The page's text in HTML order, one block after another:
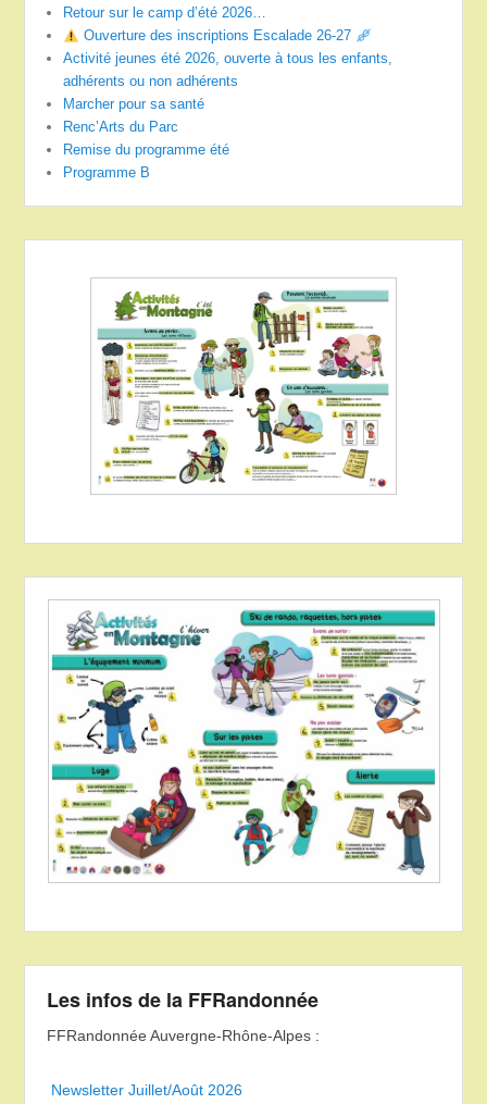
Retour sur le camp d’été 2026…
Ouverture des inscriptions Escalade 26-27
Activité jeunes été 2026, ouverte à tous les enfants,
adhérents ou non adhérents
Marcher pour sa santé
Renc’Arts du Parc
Remise du programme été
Programme B
Les infos de la FFRandonnée
FFRandonnée Auvergne-Rhône-Alpes :
Newsletter Juillet/Août 2026